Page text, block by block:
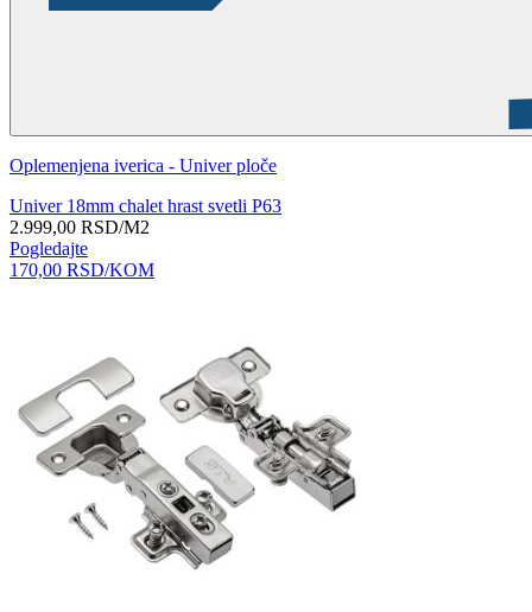
Oplemenjena iverica - Univer ploče
Univer 18mm chalet hrast svetli P63
2.999,00 RSD/M2
Pogledajte
170,00 RSD/KOM